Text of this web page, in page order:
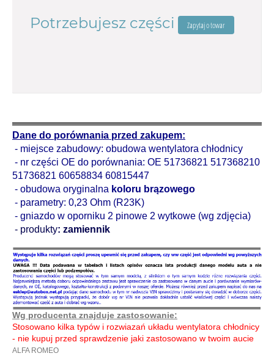
Potrzebujesz części
Dane do porównania przed zakupem:
- miejsce zabudowy: obudowa wentylatora chłodnicy
- nr części OE do porównania: OE 51736821 517368210
51736821 60658834 60815447
- obudowa oryginalna koloru brązowego
- parametry: 0,23 Ohm (R23K)
- gniazdo w oporniku 2 pinowe 2 wytkowe (wg zdjęcia)
- produkty: zamiennik
Wg producenta znajduje zastosowanie:
Stosowano kilka typów i rozwiazań układu wentylatora chłodnicy
- nie kupuj przed sprawdzenie jaki zastosowano w twoim aucie
ALFA ROMEO